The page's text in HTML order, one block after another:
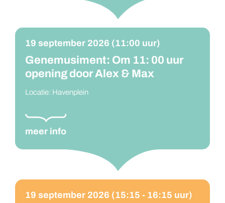
meer info
19 september 2026 (11:00 uur)
Genemusiment: Om 11: 00 uur
opening door Alex & Max
Locatie: Havenplein
19 september 2026 (15:15 - 16:15 uur)